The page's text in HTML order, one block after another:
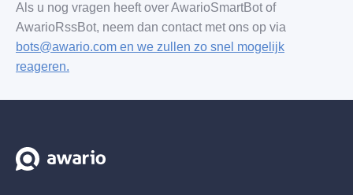
Als u nog vragen heeft over AwarioSmartBot of
AwarioRssBot, neem dan contact met ons op via
bots@awario.com en we zullen zo snel mogelijk
reageren.